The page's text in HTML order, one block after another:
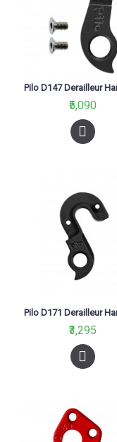
₹5,090
₹3,295